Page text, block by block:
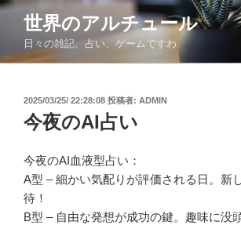
コ
ン
世界のアルチュール
日々の雑記、占い、ゲームですわ
投
稿
日:
2025/03/25/ 22:28:08 投稿者: ADMIN
今夜のAI占い
今夜のAI血液型占い：
A型 – 細かい気配りが評価される日。新
待！
B型 – 自由な発想が成功の鍵。趣味に没